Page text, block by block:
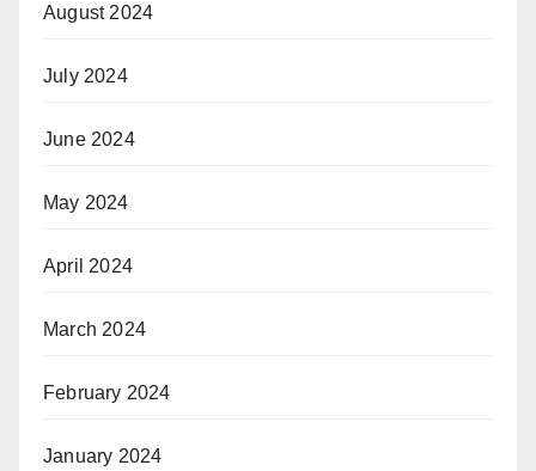
August 2024
July 2024
June 2024
May 2024
April 2024
March 2024
February 2024
January 2024